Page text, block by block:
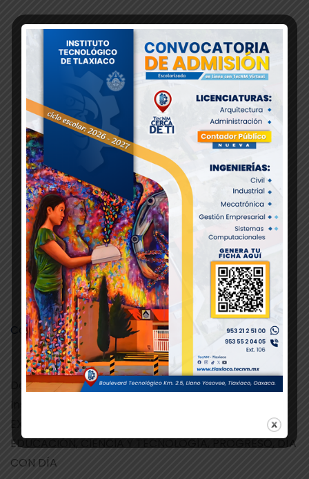
Convocatoria_Retos_Olinia_TecNM Descarga
Departamento de Comunicación y Difusión.
EDUCACIÓN, CIENCIA Y TECNOLOGÍA, PROGRESO, DÍA
CON DÍA